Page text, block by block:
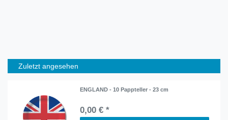
Zuletzt angesehen
ENGLAND - 10 Pappteller - 23 cm
0,00 € *